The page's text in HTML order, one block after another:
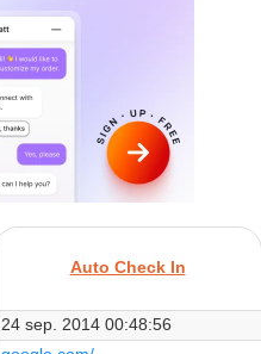
Auto Check In
24 sep. 2014 00:48:56